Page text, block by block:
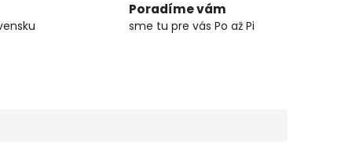
Poradíme vám
sme tu pre vás Po až Pi